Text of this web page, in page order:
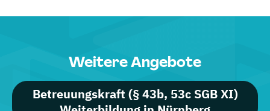
Weitere Angebote
Betreuungskraft (§ 43b, 53c SGB XI)